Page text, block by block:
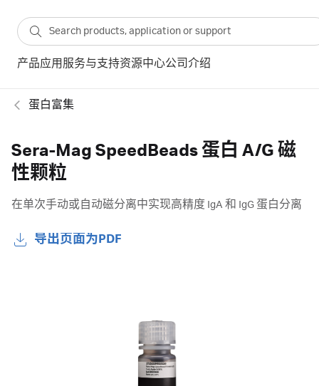
产品应用 服务与支持资源中心公司介绍
蛋白富集
Sera-Mag SpeedBeads 蛋白 A/G 磁
性颗粒
在单次手动或自动磁分离中实现高精度 IgA 和 IgG 蛋白分离
导出页面为PDF